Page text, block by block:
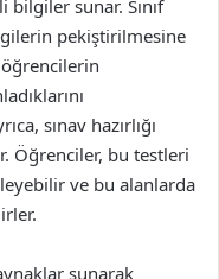
sunar. Sınıf
pekiştirilmesine
öğrencilerin
sınav hazırlığı
Öğrenciler, bu testleri
ve bu alanlarda
sunarak